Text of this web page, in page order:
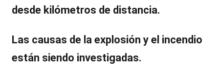
desde kilómetros de distancia.
Las causas de la explosión y el incendio
están siendo investigadas.